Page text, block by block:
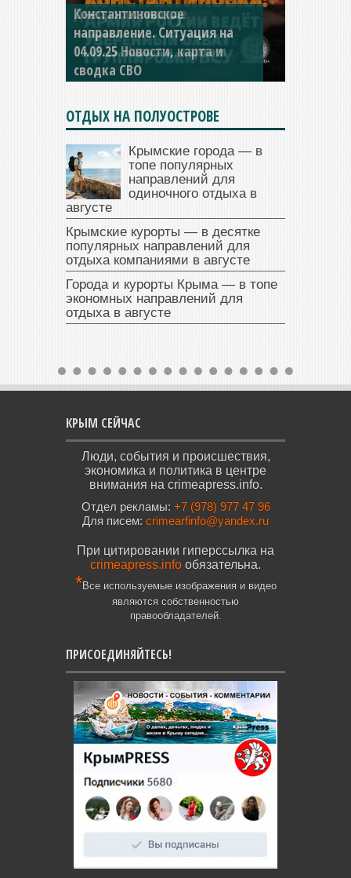
Константиновское
направление. Ситуация на
04.09.25 Новости, карта и
сводка СВО
ОТДЫХ НА ПОЛУОСТРОВЕ
Крымские города — в
топе популярных
направлений для
одиночного отдыха в
августе
Крымские курорты — в десятке
популярных направлений для
отдыха компаниями в августе
Города и курорты Крыма — в топе
экономных направлений для
отдыха в августе
КРЫМ СЕЙЧАС
Люди, события и происшествия,
экономика и политика в центре
внимания на crimeapress.info.
Отдел рекламы: +7 (978) 977 47 96
Для писем: crimearfinfo@yandex.ru
При цитировании гиперссылка на
crimeapress.info обязательна.
*Все используемые изображения и видео
являются собственностью
правообладателей.
ПРИСОЕДИНЯЙТЕСЬ!